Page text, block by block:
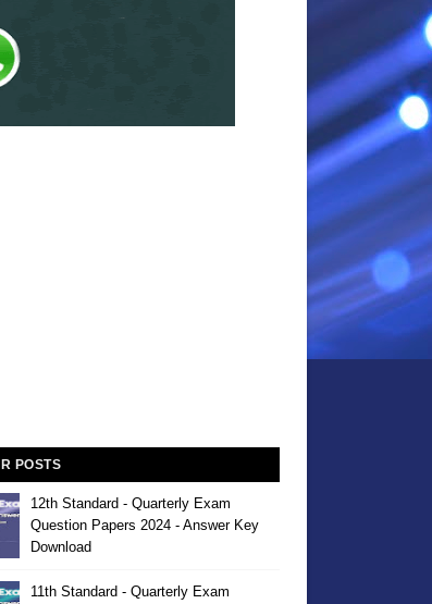
POSTS
12th Standard - Quarterly Exam
Question Papers 2024 - Answer Key
Download
11th Standard - Quarterly Exam